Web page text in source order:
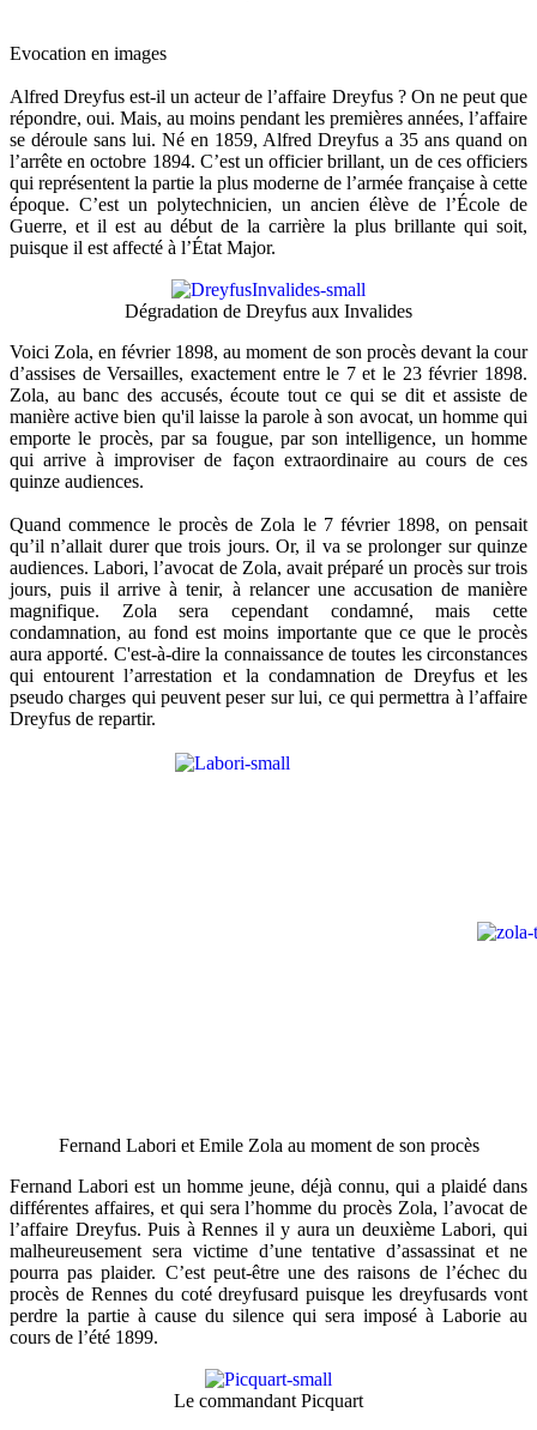
Evocation en images
Alfred Dreyfus est-il un acteur de l’affaire Dreyfus ? On ne peut que
répondre, oui. Mais, au moins pendant les premières années, l’affaire
se déroule sans lui. Né en 1859, Alfred Dreyfus a 35 ans quand on
l’arrête en octobre 1894. C’est un officier brillant, un de ces officiers
qui représentent la partie la plus moderne de l’armée française à cette
époque. C’est un polytechnicien, un ancien élève de l’École de
Guerre, et il est au début de la carrière la plus brillante qui soit,
puisque il est affecté à l’État Major.
Dégradation de Dreyfus aux Invalides
Voici Zola, en février 1898, au moment de son procès devant la cour
d’assises de Versailles, exactement entre le 7 et le 23 février 1898.
Zola, au banc des accusés, écoute tout ce qui se dit et assiste de
manière active bien qu'il laisse la parole à son avocat, un homme qui
emporte le procès, par sa fougue, par son intelligence, un homme
qui arrive à improviser de façon extraordinaire au cours de ces
quinze audiences.
Quand commence le procès de Zola le 7 février 1898, on pensait
qu’il n’allait durer que trois jours. Or, il va se prolonger sur quinze
audiences. Labori, l’avocat de Zola, avait préparé un procès sur trois
jours, puis il arrive à tenir, à relancer une accusation de manière
magnifique. Zola sera cependant condamné, mais cette
condamnation, au fond est moins importante que ce que le procès
aura apporté. C'est-à-dire la connaissance de toutes les circonstances
qui entourent l’arrestation et la condamnation de Dreyfus et les
pseudo charges qui peuvent peser sur lui, ce qui permettra à l’affaire
Dreyfus de repartir.
Fernand Labori et Emile Zola au moment de son procès
Fernand Labori est un homme jeune, déjà connu, qui a plaidé dans
différentes affaires, et qui sera l’homme du procès Zola, l’avocat de
l’affaire Dreyfus. Puis à Rennes il y aura un deuxième Labori, qui
malheureusement sera victime d’une tentative d’assassinat et ne
pourra pas plaider. C’est peut-être une des raisons de l’échec du
procès de Rennes du coté dreyfusard puisque les dreyfusards vont
perdre la partie à cause du silence qui sera imposé à Laborie au
cours de l’été 1899.
Le commandant Picquart